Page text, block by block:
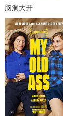
脑洞大开